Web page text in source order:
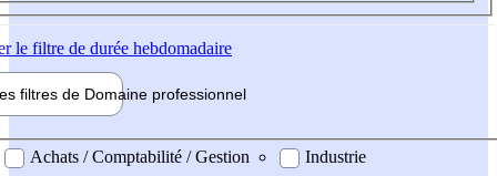
le filtre de durée hebdomadaire
filtres de Domaine professionnel
professionel
Achats / Comptabilité / Gestion
Industrie